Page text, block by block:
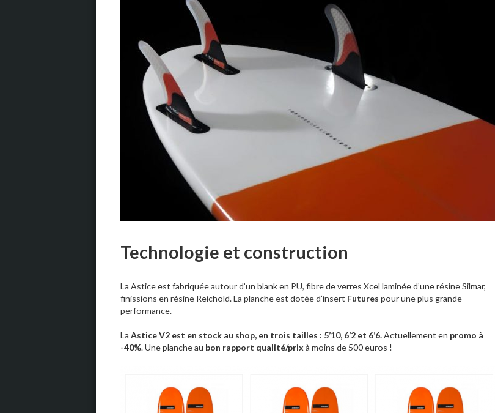
Technologie et construction
La Astice est fabriquée autour d’un blank en PU, fibre de verres Xcel laminée d’une résine Silmar,
finissions en résine Reichold. La planche est dotée d’insert Futures pour une plus grande
performance.
La Astice V2 est en stock au shop, en trois tailles : 5’10, 6’2 et 6’6.Actuellement en promo à
-40%. Une planche au bon rapport qualité/prix à moins de 500 euros !